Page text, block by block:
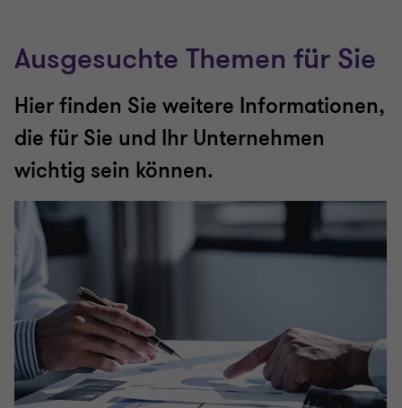
Ausgesuchte Themen für Sie
Hier finden Sie weitere Informationen,
die für Sie und Ihr Unternehmen
wichtig sein können.